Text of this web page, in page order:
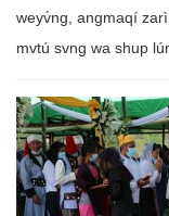
weyv́ng, angmaqí
mvtú svng wa shup